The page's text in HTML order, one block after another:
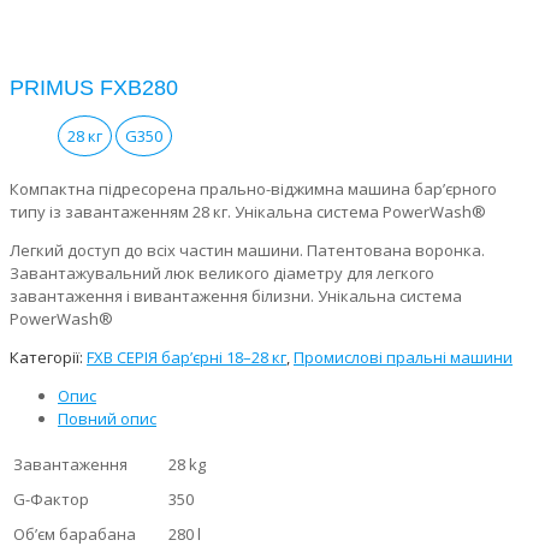
PRIMUS FXB280
28 кг G350
Компактна підресорена прально-віджимна машина бар’єрного
типу із завантаженням 28 кг. Унікальна система PowerWash®
Легкий доступ до всіх частин машини. Патентована воронка.
Завантажувальний люк великого діаметру для легкого
завантаження і вивантаження білизни. Унікальна система
PowerWash®
Категорії: FXB СЕРІЯ бар’єрні 18–28 кг,Промислові пральні машини
Опис
Повний опис
Завантаження
28 kg
G-Фактор
350
Об’єм барабана
280 l